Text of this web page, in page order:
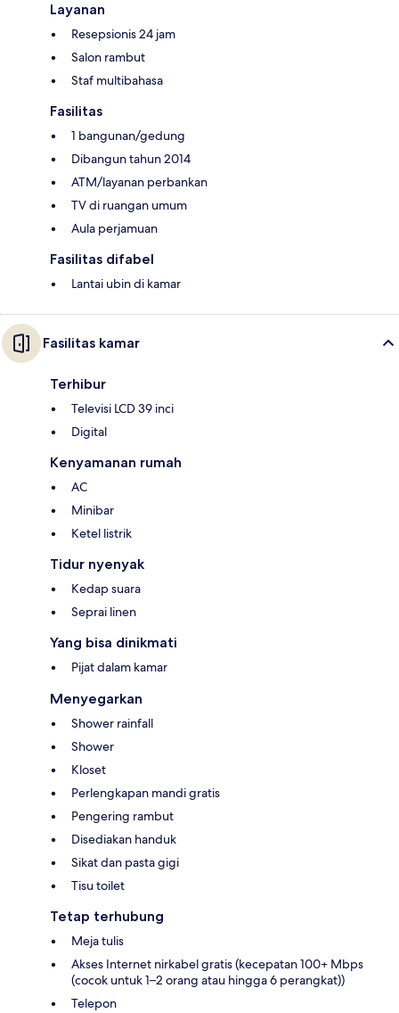
Layanan
Resepsionis 24 jam
Salon rambut
Staf multibahasa
Fasilitas
1 bangunan/gedung
Dibangun tahun 2014
ATM/layanan perbankan
TV di ruangan umum
Aula perjamuan
Fasilitas difabel
Lantai ubin di kamar
Fasilitas kamar
Terhibur
Televisi LCD 39 inci
Digital
Kenyamanan rumah
AC
Minibar
Ketel listrik
Tidur nyenyak
Kedap suara
Seprai linen
Yang bisa dinikmati
Pijat dalam kamar
Menyegarkan
Shower rainfall
Shower
Kloset
Perlengkapan mandi gratis
Pengering rambut
Disediakan handuk
Sikat dan pasta gigi
Tisu toilet
Tetap terhubung
Meja tulis
Akses Internet nirkabel gratis (kecepatan 100+ Mbps
(cocok untuk 1–2 orang atau hingga 6 perangkat))
Telepon